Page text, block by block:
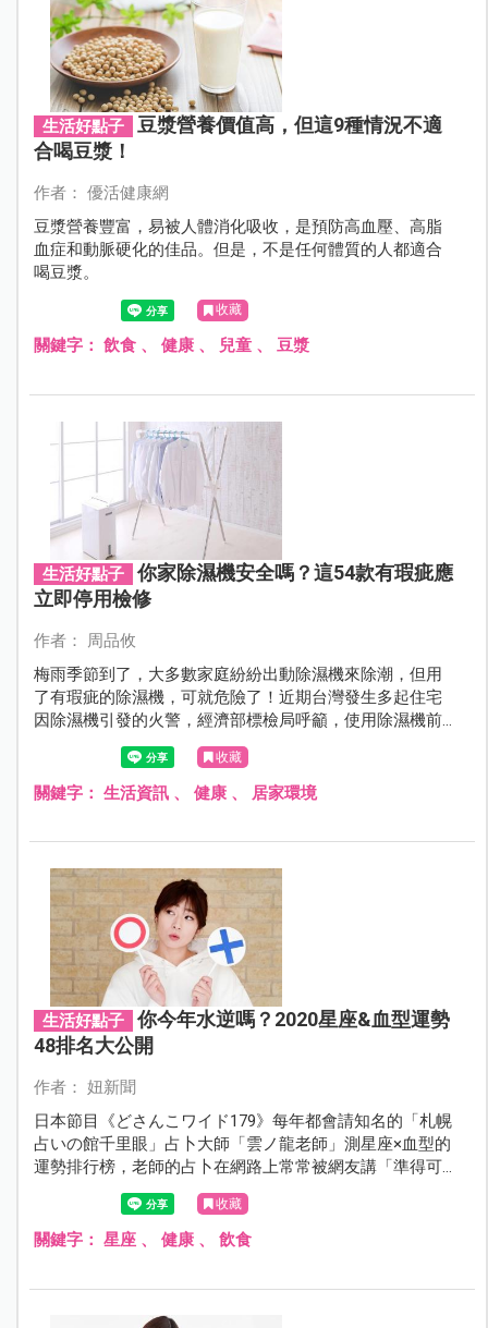
生活好點子
豆漿營養價值高，但這9種情況不適
合喝豆漿！
作者： 優活健康網
豆漿營養豐富，易被人體消化吸收，是預防高血壓、高脂
血症和動脈硬化的佳品。但是，不是任何體質的人都適合
喝豆漿。
收藏
關鍵字： 飲食、 健康、 兒童、 豆漿
生活好點子
你家除濕機安全嗎？這54款有瑕疵應
立即停用檢修
作者： 周品攸
梅雨季節到了，大多數家庭紛紛出動除濕機來除潮，但用
了有瑕疵的除濕機，可就危險了！近期台灣發生多起住宅
因除濕機引發的火警，經濟部標檢局呼籲，使用除濕機前
應先上網查詢是否為公告召回的瑕疵機種，以免發生災
收藏
關鍵字： 生活資訊、 健康、 居家環境
生活好點子
你今年水逆嗎？2020星座&血型運勢
48排名大公開
作者： 妞新聞
日本節目《どさんこワイド179》每年都會請知名的「札幌
占いの館千里眼」占卜大師「雲ノ龍老師」測星座×血型的
運勢排行榜，老師的占卜在網路上常常被網友講「準得可
怕」！12星座加上4大血型，總共48個名次，老師還特別講
了每一個組合的小提醒及幸運物，快來看看自己今年運勢
排Top幾吧！
收藏
關鍵字： 星座、 健康、 飲食